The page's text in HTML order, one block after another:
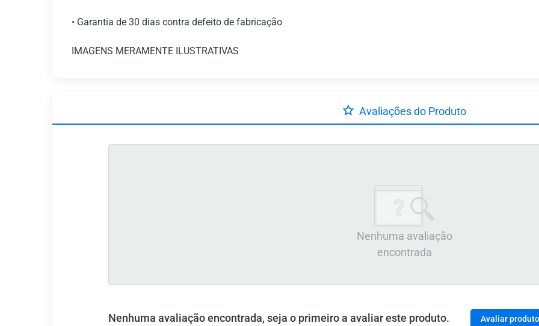
• Garantia de 30 dias contra defeito de fabricação
IMAGENS MERAMENTE ILUSTRATIVAS
Avaliações do Produto
Nenhuma avaliação
encontrada
Nenhuma avaliação encontrada, seja o primeiro a avaliar este produto. Avaliar produto